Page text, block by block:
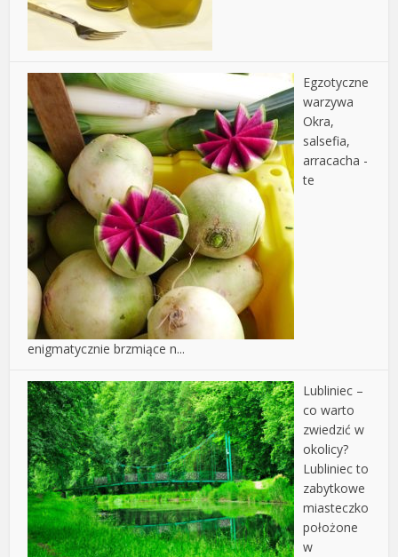
Egzotyczne
warzywa
Okra,
salsefia,
arracacha -
te
enigmatycznie brzmiące n...
Lubliniec –
co warto
zwiedzić w
okolicy?
Lubliniec to
zabytkowe
miasteczko
położone
w